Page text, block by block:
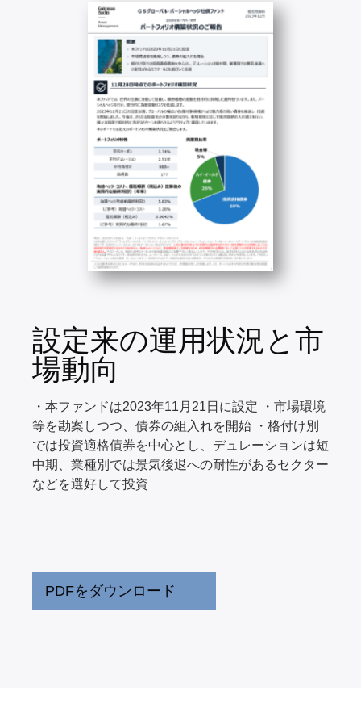
設定来の運用状況と市
場動向
・本ファンドは2023年11月21日に設定 ・市場環境
等を勘案しつつ、債券の組入れを開始 ・格付け別
では投資適格債券を中心とし、デュレーションは短
中期、業種別では景気後退への耐性があるセクター
などを選好して投資
PDFをダウンロード